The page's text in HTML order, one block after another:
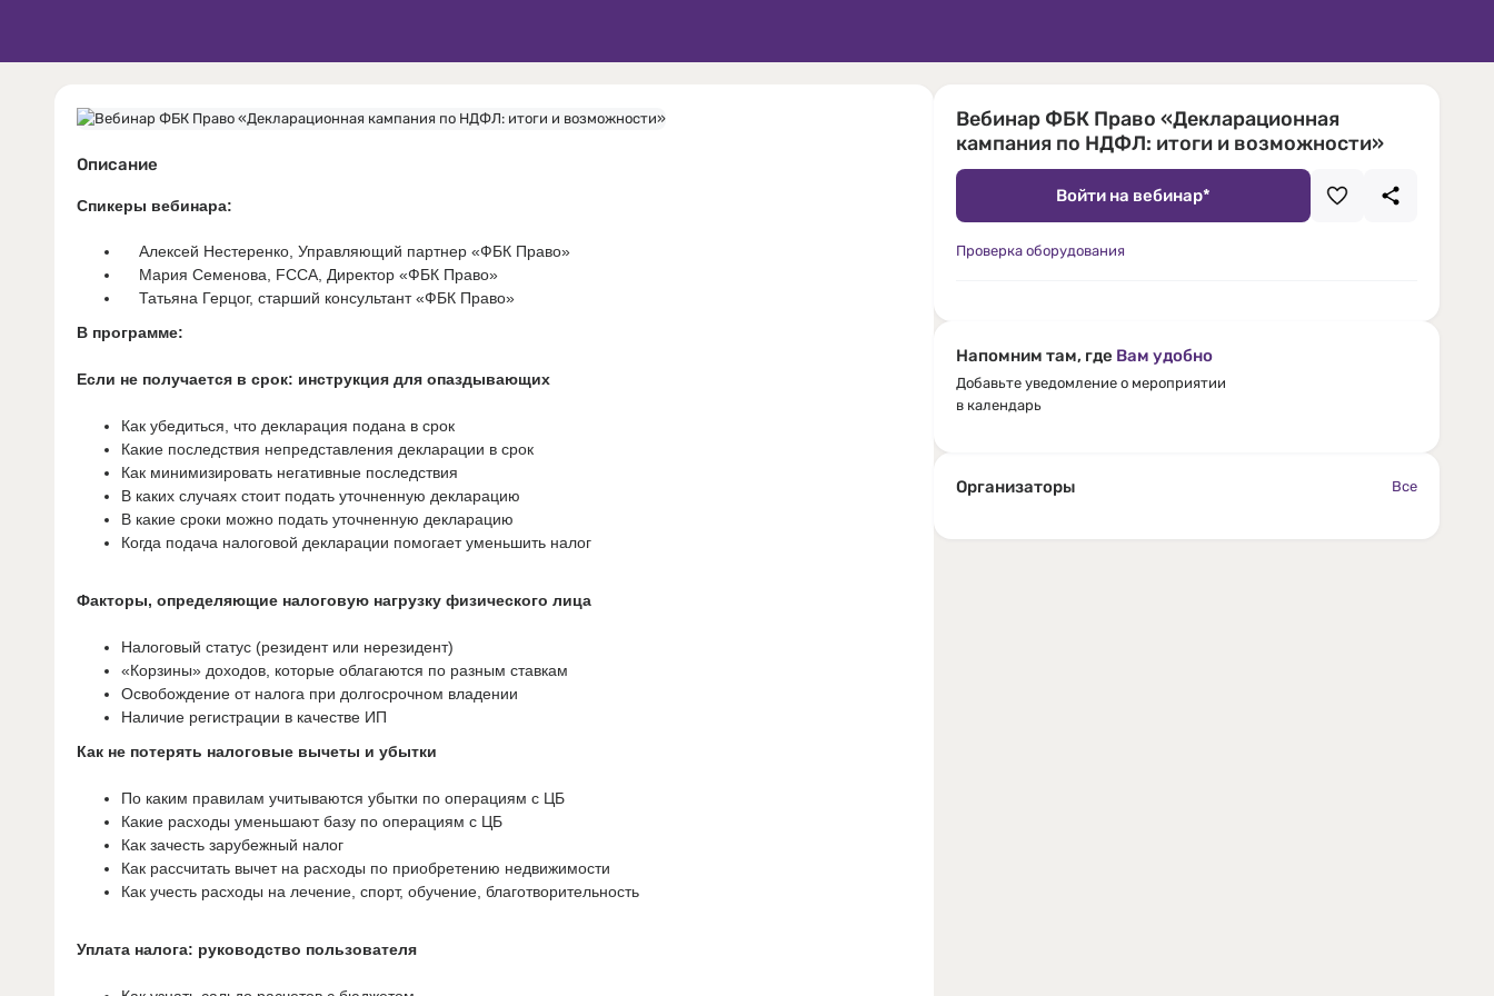
Описание
Спикеры вебинара:
Алексей Нестеренко, Управляющий партнер «ФБК Право»
Мария Семенова, FCCA, Директор «ФБК Право»
Татьяна Герцог, старший консультант«ФБК Право»
В программе:
Если не получается в срок: инструкция для опаздывающих
Как убедиться, что декларация подана в срок
Какие последствия непредставления декларации в срок
Как минимизировать негативные последствия
В каких случаях стоит подать уточненную декларацию
В какие сроки можно подать уточненную декларацию
Когда подача налоговой декларации помогает уменьшить налог
Факторы, определяющие налоговую нагрузку физического лица
Налоговый статус (резидент или нерезидент)
«Корзины» доходов, которые облагаются по разным ставкам
Освобождение от налога при долгосрочном владении
Наличие регистрации в качестве ИП
Как не потерять налоговые вычеты и убытки
По каким правилам учитываются убытки по операциям с ЦБ
Какие расходы уменьшают базу по операциям с ЦБ
Как зачесть зарубежный налог
Как рассчитать вычет на расходы по приобретению недвижимости
Как учесть расходы на лечение, спорт, обучение, благотворительность
Уплата налога: руководство пользователя
Вебинар ФБК Право «Декларационная
кампания по НДФЛ: итоги и возможности»
Войти на вебинар*
Проверка оборудования
Напомним там, где Вам удобно
Добавьте уведомление о мероприятии
в календарь
Организаторы Все